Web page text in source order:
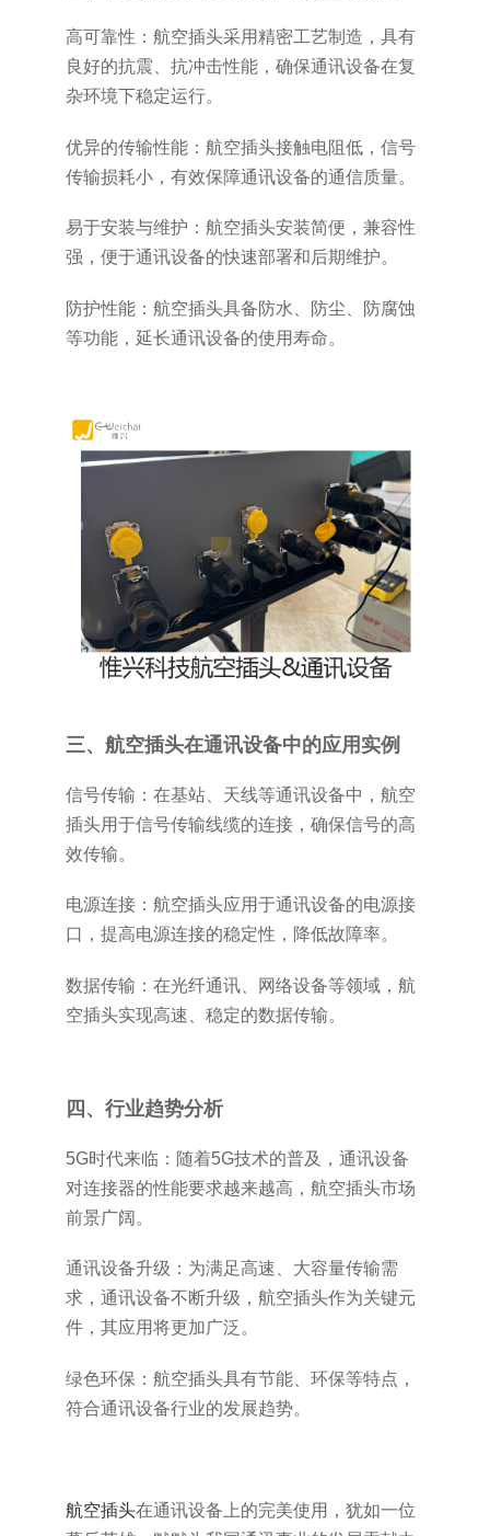
高可靠性：航空插头采用精密工艺制造，具有
良好的抗震、抗冲击性能，确保通讯设备在复
杂环境下稳定运行。
优异的传输性能：航空插头接触电阻低，信号
传输损耗小，有效保障通讯设备的通信质量。
易于安装与维护：航空插头安装简便，兼容性
强，便于通讯设备的快速部署和后期维护。
防护性能：航空插头具备防水、防尘、防腐蚀
等功能，延长通讯设备的使用寿命。
三、航空插头在通讯设备中的应用实例
信号传输：在基站、天线等通讯设备中，航空
插头用于信号传输线缆的连接，确保信号的高
效传输。
电源连接：航空插头应用于通讯设备的电源接
口，提高电源连接的稳定性，降低故障率。
数据传输：在光纤通讯、网络设备等领域，航
空插头实现高速、稳定的数据传输。
四、行业趋势分析
5G时代来临：随着5G技术的普及，通讯设备
对连接器的性能要求越来越高，航空插头市场
前景广阔。
通讯设备升级：为满足高速、大容量传输需
求，通讯设备不断升级，航空插头作为关键元
件，其应用将更加广泛。
绿色环保：航空插头具有节能、环保等特点，
符合通讯设备行业的发展趋势。
航空插头在通讯设备上的完美使用，犹如一位